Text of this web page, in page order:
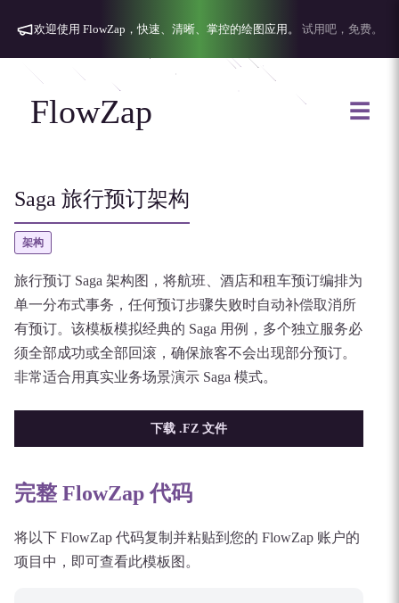
欢迎使用 FlowZap，快速、清晰、掌控的绘图应用。 试用吧，免费。
FlowZap ☰
Saga 旅行预订架构
架构
旅行预订 Saga 架构图，将航班、酒店和租车预订编排为
单一分布式事务，任何预订步骤失败时自动补偿取消所
有预订。该模板模拟经典的 Saga 用例，多个独立服务必
须全部成功或全部回滚，确保旅客不会出现部分预订。
非常适合用真实业务场景演示 Saga 模式。
下载 .FZ 文件
完整 FlowZap 代码
将以下 FlowZap 代码复制并粘贴到您的 FlowZap 账户的
项目中，即可查看此模板图。